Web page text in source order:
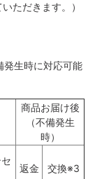
ただきます。）
発生時に対応可能
商品お届け後
（不備発生
時）
返金 交換※3